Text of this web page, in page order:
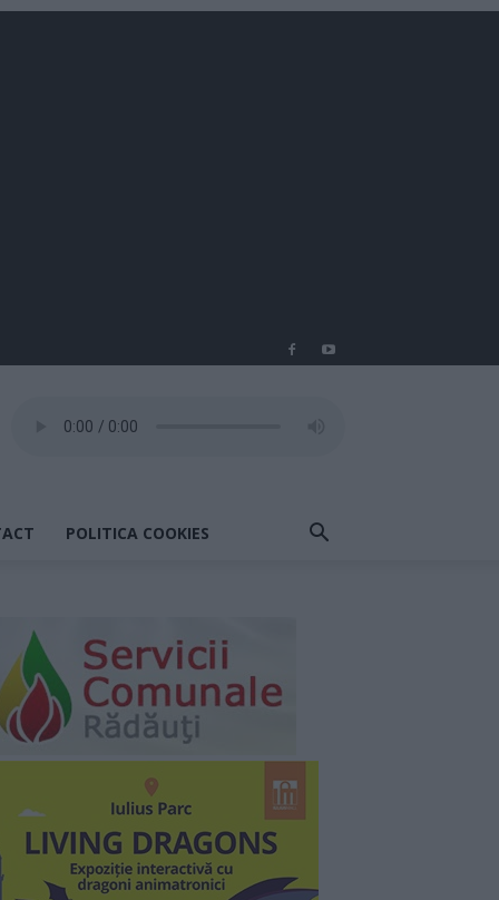
POLITICA COOKIES